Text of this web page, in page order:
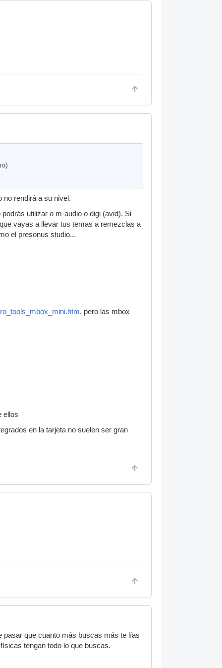
no rendirá a su nivel.
utilizar o m-audio o digi (avid). Si
vayas a llevar tus temas a remezclas a
el presonus studio...
, pero las mbox
ellos
en la tarjeta no suelen ser gran
pasar que cuanto más buscas más te lías
tengan todo lo que buscas.